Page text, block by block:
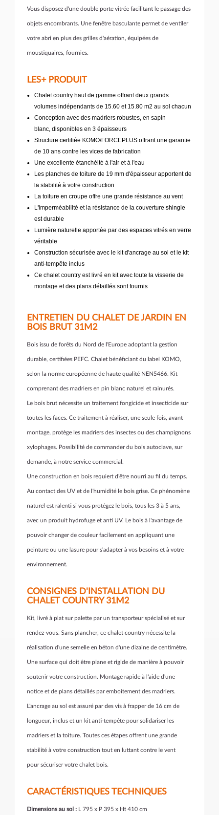
Vous disposez d'une double porte vitrée facilitant le passage des
objets encombrants. Une fenêtre basculante permet de ventiler
votre abri en plus des grilles d'aération, équipées de
moustiquaires, fournies.
LES+ PRODUIT
Chalet country haut de gamme offrant deux grands
volumes indépendants de 15.60 et 15.80 m2 au sol chacun
Conception avec des madriers robustes, en sapin
blanc, disponibles en 3 épaisseurs
Structure certifiée KOMO/FORCEPLUS offrant une garantie
de 10 ans contre les vices de fabrication
Une excellente étanchéité à l'air et à l'eau
Les planches de toiture de 19 mm d'épaisseur apportent de
la stabilité à votre construction
La toiture en croupe offre une grande résistance au vent
L'imperméabilité et la résistance de la couverture shingle
est durable
Lumière naturelle apportée par des espaces vitrés en verre
véritable
Construction sécurisée avec le kit d'ancrage au sol et le kit
anti-tempête inclus
Ce chalet country est livré en kit avec toute la visserie de
montage et des plans détaillés sont fournis
ENTRETIEN DU CHALET DE JARDIN EN
BOIS BRUT 31M2
Bois issu de forêts du Nord de l'Europe adoptant la gestion
durable, certifiées PEFC. Chalet bénéficiant du label KOMO,
selon la norme européenne de haute qualité NEN5466. Kit
comprenant des madriers en pin blanc naturel et rainurés.
Le bois brut nécessite un traitement fongicide et insecticide sur
toutes les faces. Ce traitement à réaliser, une seule fois, avant
montage, protège les madriers des insectes ou des champignons
xylophages. Possibilité de commander du bois autoclave, sur
demande, à notre service commercial.
Une construction en bois requiert d'être nourri au fil du temps.
Au contact des UV et de l'humidité le bois grise. Ce phénomène
naturel est ralenti si vous protégez le bois, tous les 3 à 5 ans,
avec un produit hydrofuge et anti UV. Le bois à l'avantage de
pouvoir changer de couleur facilement en appliquant une
peinture ou une lasure pour s'adapter à vos besoins et à votre
environnement.
CONSIGNES D'INSTALLATION DU
CHALET COUNTRY 31M2
Kit, livré à plat sur palette par un transporteur spécialisé et sur
rendez-vous. Sans plancher, ce chalet country nécessite la
réalisation d'une semelle en béton d'une dizaine de centimètre.
Une surface qui doit être plane et rigide de manière à pouvoir
soutenir votre construction. Montage rapide à l'aide d'une
notice et de plans détaillés par emboitement des madriers.
L'ancrage au sol est assuré par des vis à frapper de 16 cm de
longueur, inclus et un kit anti-tempête pour solidariser les
madriers et la toiture. Toutes ces étapes offrent une grande
stabilité à votre construction tout en luttant contre le vent
pour sécuriser votre chalet bois.
CARACTÉRISTIQUES TECHNIQUES
Dimensions au sol : L 795 x P 395 x Ht 410 cm